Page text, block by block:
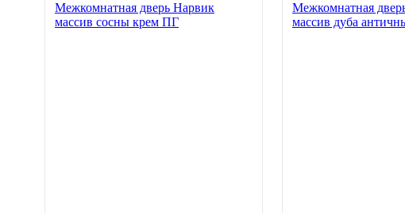
Межкомнатная дверь Нарвик
массив сосны крем ПГ
Межкомнатная
массив дуба